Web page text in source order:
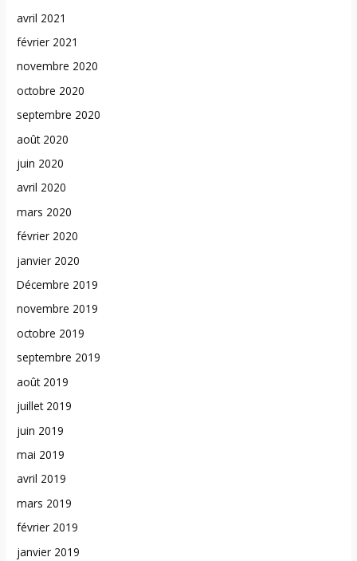
avril 2021
février 2021
novembre 2020
octobre 2020
septembre 2020
août 2020
juin 2020
avril 2020
mars 2020
février 2020
janvier 2020
Décembre 2019
novembre 2019
octobre 2019
septembre 2019
août 2019
juillet 2019
juin 2019
mai 2019
avril 2019
mars 2019
février 2019
janvier 2019